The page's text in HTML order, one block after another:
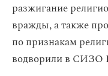
разжигание
вражды, а также
по признакам
водворили в